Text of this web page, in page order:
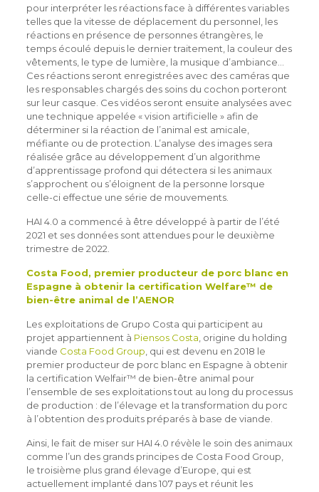
pour interpréter les réactions face à différentes variables
telles que la vitesse de déplacement du personnel, les
réactions en présence de personnes étrangères, le
temps écoulé depuis le dernier traitement, la couleur des
vêtements, le type de lumière, la musique d’ambiance…
Ces réactions seront enregistrées avec des caméras que
les responsables chargés des soins du cochon porteront
sur leur casque. Ces vidéos seront ensuite analysées avec
une technique appelée « vision artificielle » afin de
déterminer si la réaction de l’animal est amicale,
méfiante ou de protection. L’analyse des images sera
réalisée grâce au développement d’un algorithme
d’apprentissage profond qui détectera si les animaux
s’approchent ou s’éloignent de la personne lorsque
celle-ci effectue une série de mouvements.
HAI 4.0 a commencé à être développé à partir de l’été
2021 et ses données sont attendues pour le deuxième
trimestre de 2022.
Costa Food, premier producteur de porc blanc en
Espagne à obtenir la certification Welfare™ de
bien-être animal de l’AENOR
Les exploitations de Grupo Costa qui participent au
projet appartiennent à Piensos Costa , origine du holding
viande Costa Food Group , qui est devenu en 2018 le
premier producteur de porc blanc en Espagne à obtenir
la certification Welfair™ de bien-être animal pour
l’ensemble de ses exploitations tout au long du processus
de production : de l’élevage et la transformation du porc
à l’obtention des produits préparés à base de viande.
Ainsi, le fait de miser sur HAI 4.0 révèle le soin des animaux
comme l’un des grands principes de Costa Food Group,
le troisième plus grand élevage d’Europe, qui est
actuellement implanté dans 107 pays et réunit les